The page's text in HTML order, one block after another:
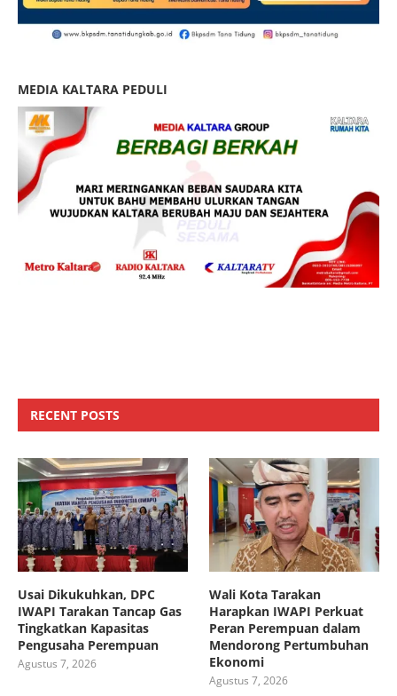
MEDIA KALTARA PEDULI
RECENT POSTS
Usai Dikukuhkan, DPC
IWAPI Tarakan Tancap Gas
Tingkatkan Kapasitas
Pengusaha Perempuan
Agustus 7, 2026
Wali Kota Tarakan
Harapkan IWAPI Perkuat
Peran Perempuan dalam
Mendorong Pertumbuhan
Ekonomi
Agustus 7, 2026